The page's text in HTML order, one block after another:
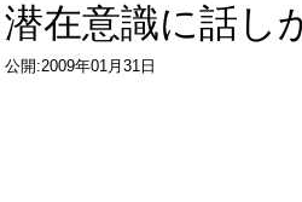
潜在意識に話し
公開:2009年01月31日